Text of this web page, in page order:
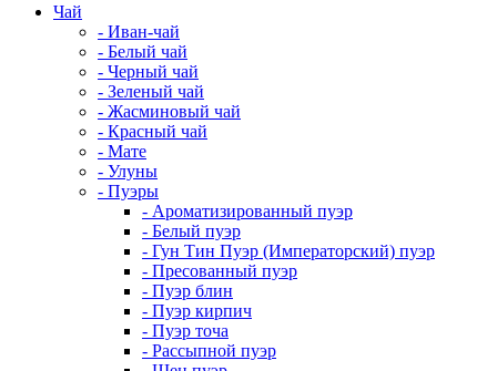
Чай
- Иван-чай
- Белый чай
- Черный чай
- Зеленый чай
- Жасминовый чай
- Красный чай
- Мате
- Улуны
- Пуэры
- Ароматизированный пуэр
- Белый пуэр
- Гун Тин Пуэр (Императорский) пуэр
- Пресованный пуэр
- Пуэр блин
- Пуэр кирпич
- Пуэр точа
- Рассыпной пуэр